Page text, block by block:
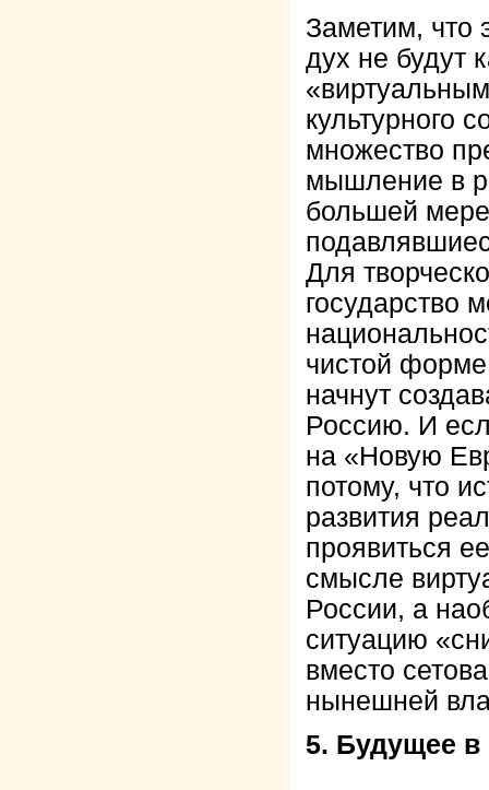
Заметим, что
дух не будут
культурного
множество
мышление в
большей
Для
государство
чистой
начнут
Россию. И
на «Новую
потому, что
развития
проявиться
смысле
России, а
ситуацию
вместо
нынешней
5. Будущее в